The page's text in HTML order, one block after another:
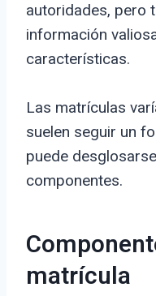
autoridades, pero
información
características.
Las matrículas
suelen seguir un
puede
componentes.
matrícula